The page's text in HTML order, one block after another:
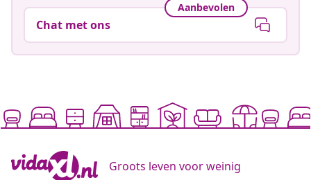
Aanbevolen
Chat met ons
Groots leven voor weinig